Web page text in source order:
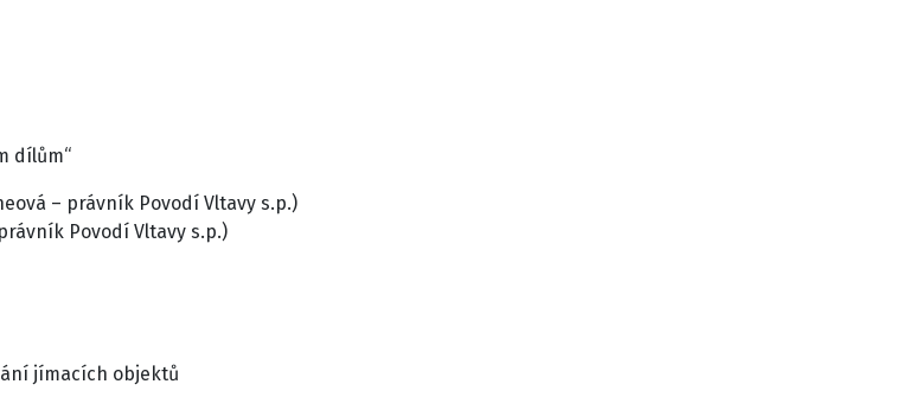
dílům“
– právník Povodí Vltavy s.p.)
Povodí Vltavy s.p.)
jímacích objektů